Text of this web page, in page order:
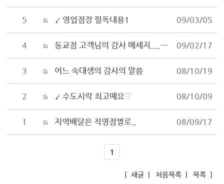
5 영업점장 필독내용1 09/03/05
4 동교점 고객님의 감사 메세지....감사감사 09/02/17
3 어느 숙대생의 감사의 말씀 08/10/19
2 수도시락 최고예요♡ 08/10/09
1 지역배달은 직영점별로.. 08/09/17
1
[ 새글| 처음목록| 목록]